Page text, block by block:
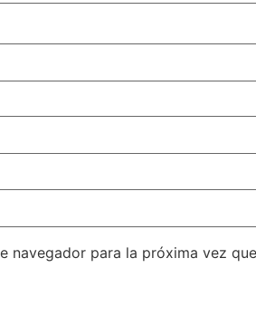
navegador para la próxima vez